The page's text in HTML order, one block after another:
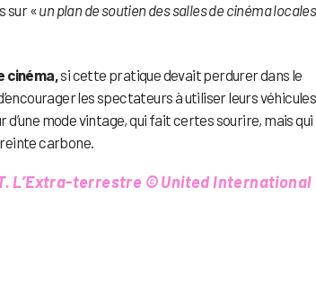
sur «un plan de soutien des salles de cinéma locales
cinéma,si cette pratique devait perdurer dans le
les spectateurs à utiliser leurs véhicules
mode vintage, qui fait certes sourire, mais qui
carbone.
L’Extra-terrestre © United International